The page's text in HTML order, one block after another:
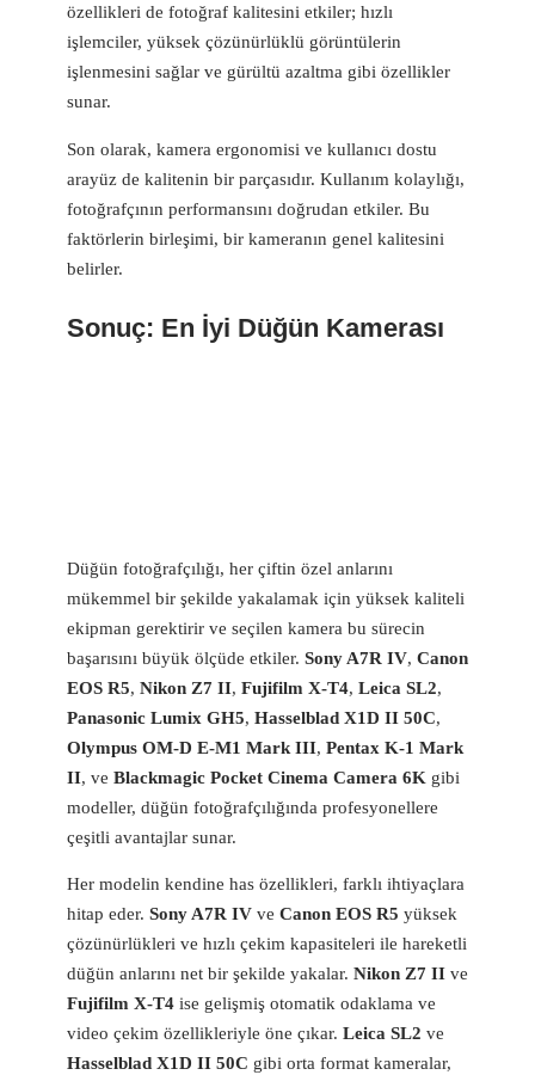
özellikleri de fotoğraf kalitesini etkiler; hızlı
işlemciler, yüksek çözünürlüklü görüntülerin
işlenmesini sağlar ve gürültü azaltma gibi özellikler
sunar.
Son olarak, kamera ergonomisi ve kullanıcı dostu
arayüz de kalitenin bir parçasıdır. Kullanım kolaylığı,
fotoğrafçının performansını doğrudan etkiler. Bu
faktörlerin birleşimi, bir kameranın genel kalitesini
belirler.
Sonuç: En İyi Düğün Kamerası
Düğün fotoğrafçılığı, her çiftin özel anlarını
mükemmel bir şekilde yakalamak için yüksek kaliteli
ekipman gerektirir ve seçilen kamera bu sürecin
başarısını büyük ölçüde etkiler. Sony A7R IV, Canon
EOS R5, Nikon Z7 II, Fujifilm X-T4, Leica SL2,
Panasonic Lumix GH5, Hasselblad X1D II 50C,
Olympus OM-D E-M1 Mark III, Pentax K-1 Mark
II, ve Blackmagic Pocket Cinema Camera 6K gibi
modeller, düğün fotoğrafçılığında profesyonellere
çeşitli avantajlar sunar.
Her modelin kendine has özellikleri, farklı ihtiyaçlara
hitap eder. Sony A7R IV ve Canon EOS R5 yüksek
çözünürlükleri ve hızlı çekim kapasiteleri ile hareketli
düğün anlarını net bir şekilde yakalar. Nikon Z7 II ve
Fujifilm X-T4 ise gelişmiş otomatik odaklama ve
video çekim özellikleriyle öne çıkar. Leica SL2 ve
Hasselblad X1D II 50C gibi orta format kameralar,